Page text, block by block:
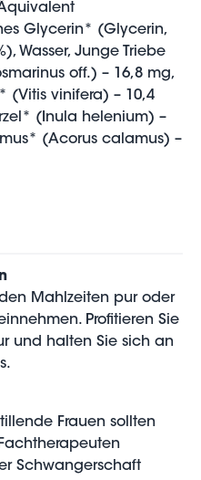
Glycerin* (Glycerin,
Wasser, Junge Triebe
off.) – 16,8 mg,
(Vitis vinifera) – 10,4
(Inula helenium) –
(Acorus calamus) –
Mahlzeiten pur oder
Profitieren Sie
und halten Sie sich an
Frauen sollten
Schwangerschaft